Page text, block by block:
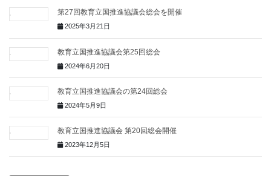
第27回教育立国推進協議会総会を開催
2025年3月21日
教育立国推進協議会第25回総会
2024年6月20日
教育立国推進協議会の第24回総会
2024年5月9日
教育立国推進協議会 第20回総会開催
2023年12月5日